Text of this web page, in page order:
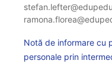
Notă de informare cu
personale prin